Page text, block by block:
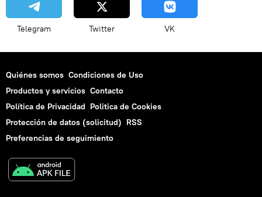
Telegram Twitter VK
Quiénes somos Condiciones de Uso
Productos y servicios Contacto
Política de Privacidad Politica de Cookies
Protección de datos (solicitud) RSS
Preferencias de seguimiento